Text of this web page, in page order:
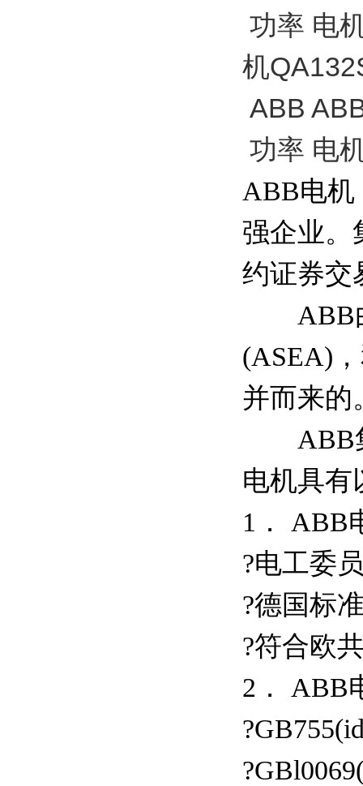
功率 电
机
ABB
功率 电
ABB电机
强企业。
约证券交
ABB由
(ASEA)
并而来的
ABB集
电机具有
1． ABB
?电工委
?德国标
?符合欧
2． ABB